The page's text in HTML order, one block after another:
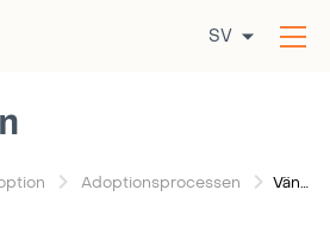
SV
Adoptionsprocessen Väntetiden